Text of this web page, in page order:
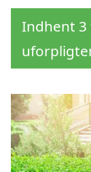
Indhent 3